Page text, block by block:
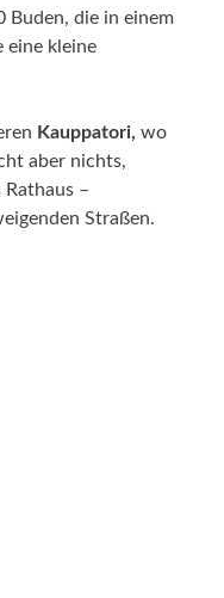
Buden, die in einem
eine kleine
Kauppatori, wo
aber nichts,
–
Straßen.